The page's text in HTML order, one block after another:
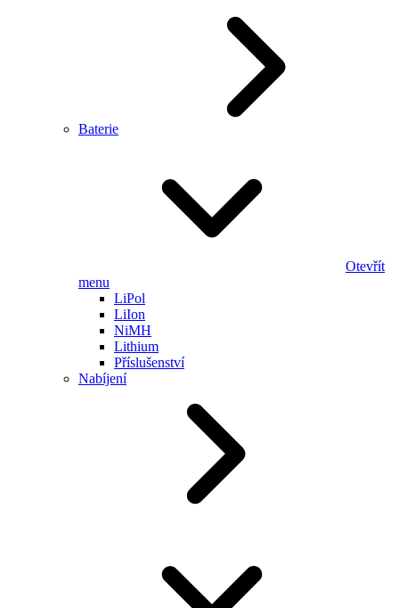
Baterie
Otevřít
menu
LiPol
LiIon
NiMH
Lithium
Příslušenství
Nabíjení